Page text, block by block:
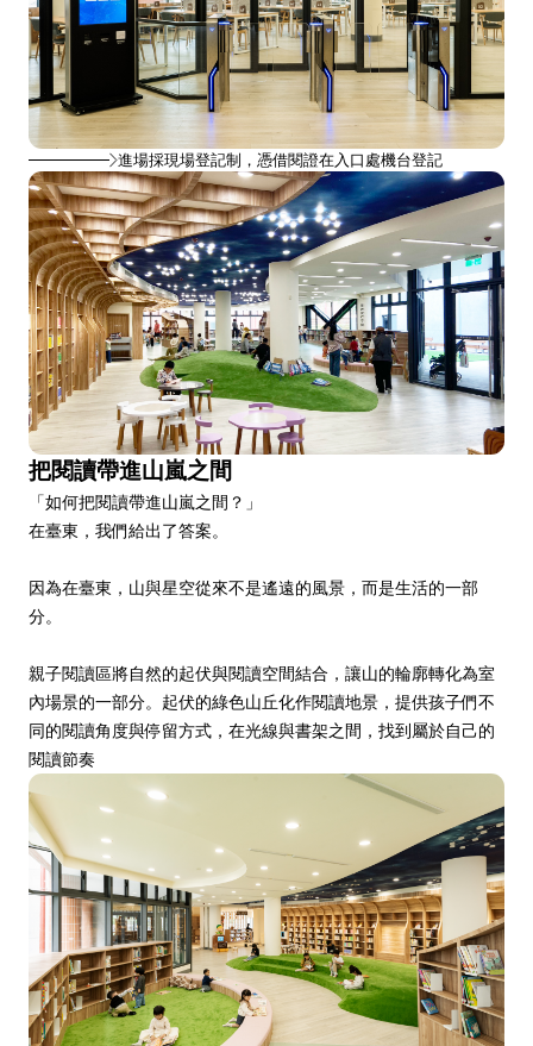
進場採現場登記制，憑借閱證在入口處機台登記
把閱讀帶進山嵐之間
「如何把閱讀帶進山嵐之間？」
在臺東，我們給出了答案。
因為在臺東，山與星空從來不是遙遠的風景，而是生活的一部
分。
親子閱讀區將自然的起伏與閱讀空間結合，讓山的輪廓轉化為室
內場景的一部分。起伏的綠色山丘化作閱讀地景，提供孩子們不
同的閱讀角度與停留方式，在光線與書架之間，找到屬於自己的
閱讀節奏